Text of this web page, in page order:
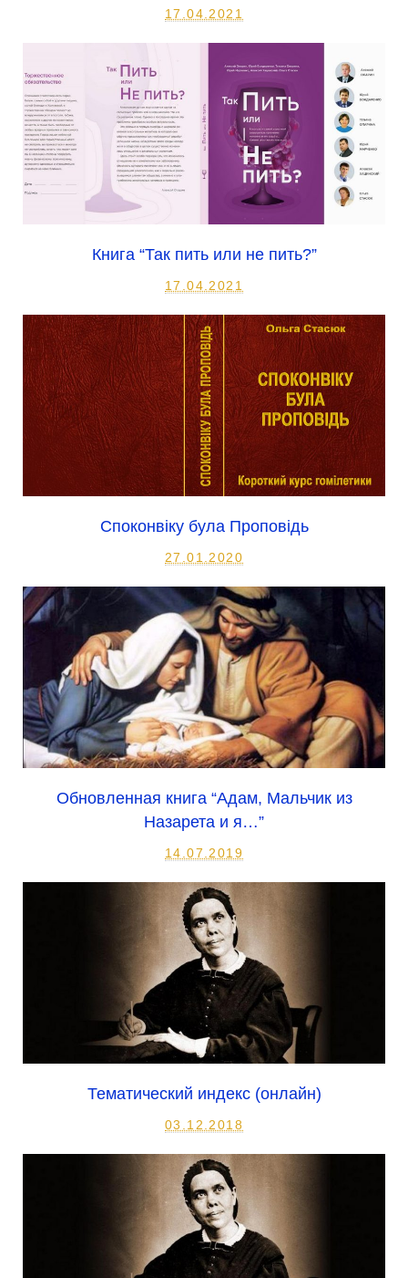
17.04.2021
Книга “Так пить или не пить?”
17.04.2021
Споконвіку була Проповідь
27.01.2020
Обновленная книга “Адам, Мальчик из
Назарета и я…”
14.07.2019
Тематический индекс (онлайн)
03.12.2018